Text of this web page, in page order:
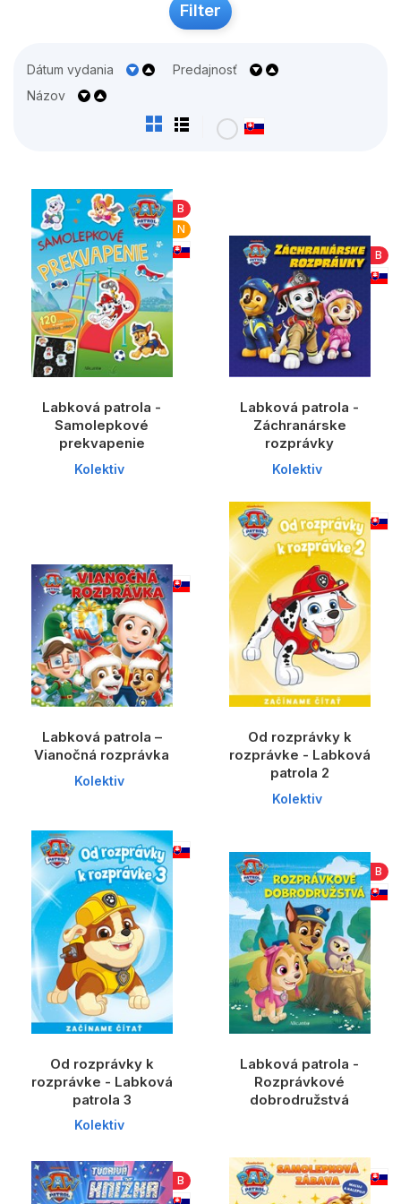
Filter
Dátum vydania
Predajnosť
Názov
B
N
Labková patrola -
Samolepkové
prekvapenie
Kolektiv
B
Labková patrola -
Záchranárske
rozprávky
Kolektiv
Labková patrola –
Vianočná rozprávka
Kolektiv
Od rozprávky k
rozprávke - Labková
patrola 2
Kolektiv
Od rozprávky k
rozprávke - Labková
patrola 3
Kolektiv
B
Labková patrola -
Rozprávkové
dobrodružstvá
B